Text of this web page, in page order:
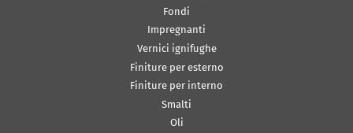
Fondi
Impregnanti
Vernici ignifughe
Finiture per esterno
Finiture per interno
Smalti
Oli